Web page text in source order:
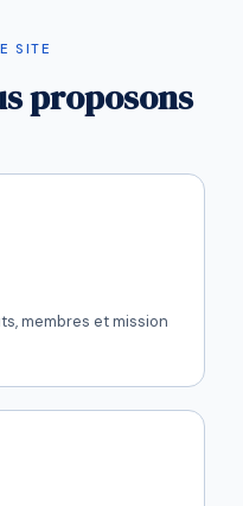
SITE
proposons
membres et mission